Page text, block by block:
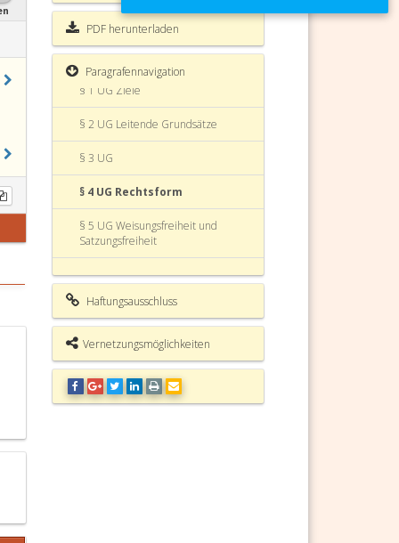
PDF herunterladen
Paragrafennavigation
§ 1 UG Ziele
§ 2 UG Leitende Grundsätze
§ 3 UG
§ 4 UG Rechtsform
§ 5 UG Weisungsfreiheit und
Satzungsfreiheit
§ 6 UG
§ 7 UG Wirkungsbereich der
Universitäten
§ 8 UG Sicherung von Forschungs-
und Lehrbereichen
§ 9 UG Rechtsaufsicht
Haftungsausschluss
Vernetzungsmöglichkeiten